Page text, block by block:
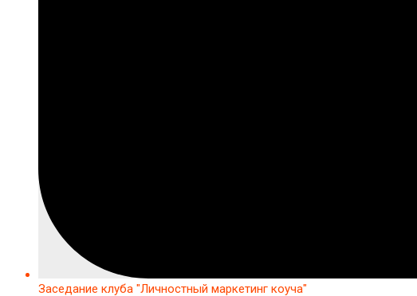
Заседание клуба "Личностный маркетинг коуча"